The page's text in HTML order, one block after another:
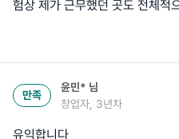
험상 제가 근무했던 곳도 전체적
만족
윤민* 님
창업자, 3년차
유익합니다